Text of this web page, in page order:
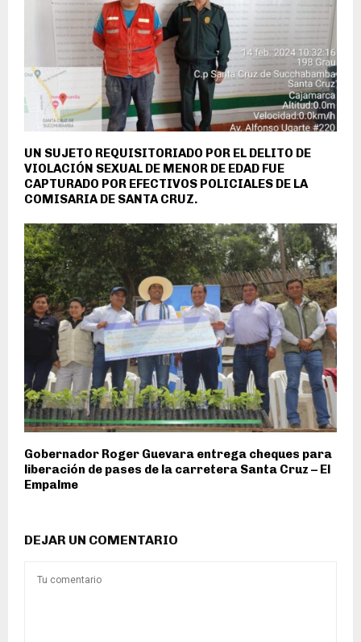
UN SUJETO REQUISITORIADO POR EL DELITO DE
VIOLACIÓN SEXUAL DE MENOR DE EDAD FUE
CAPTURADO POR EFECTIVOS POLICIALES DE LA
COMISARIA DE SANTA CRUZ.
Gobernador Roger Guevara entrega cheques para
liberación de pases de la carretera Santa Cruz – El
Empalme
DEJAR UN COMENTARIO